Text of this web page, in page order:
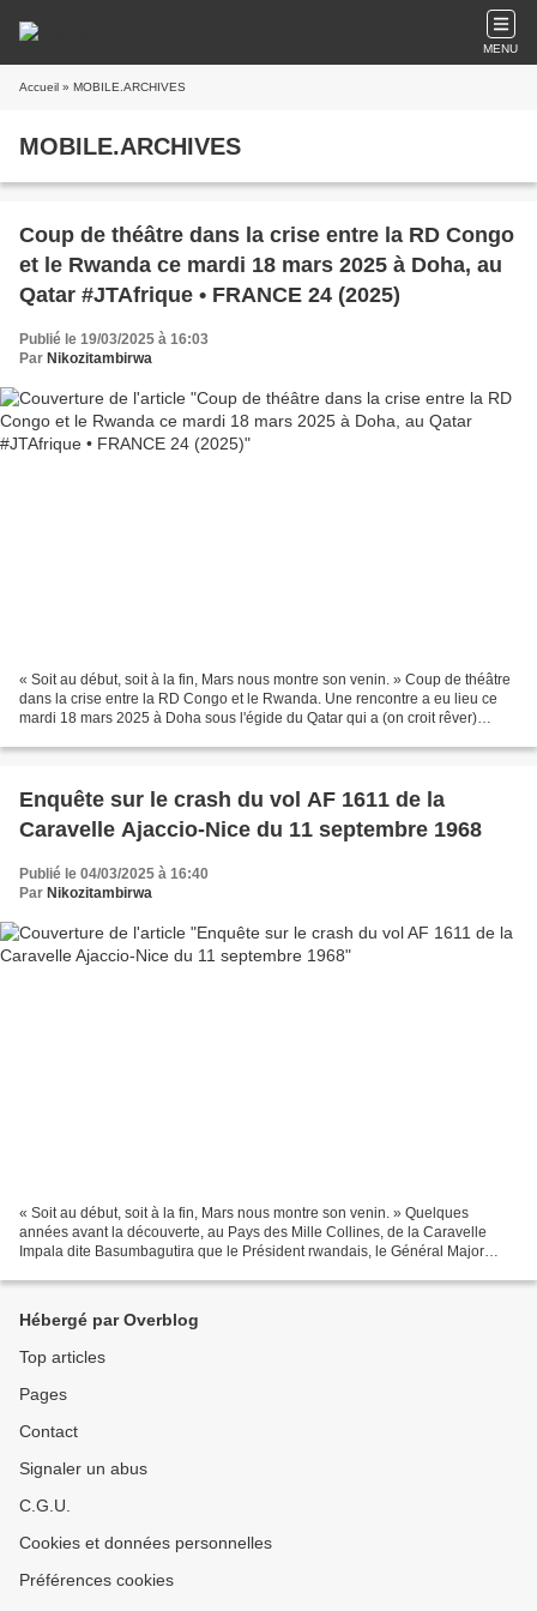
MENU
Accueil » MOBILE.ARCHIVES
MOBILE.ARCHIVES
Coup de théâtre dans la crise entre la RD Congo
et le Rwanda ce mardi 18 mars 2025 à Doha, au
Qatar #JTAfrique • FRANCE 24 (2025)
Publié le 19/03/2025 à 16:03
Par Nikozitambirwa
« Soit au début, soit à la fin, Mars nous montre son venin. » Coup de théâtre
dans la crise entre la RD Congo et le Rwanda. Une rencontre a eu lieu ce
mardi 18 mars 2025 à Doha sous l'égide du Qatar qui a (on croit rêver)
Enquête sur le crash du vol AF 1611 de la
Caravelle Ajaccio-Nice du 11 septembre 1968
Publié le 04/03/2025 à 16:40
Par Nikozitambirwa
« Soit au début, soit à la fin, Mars nous montre son venin. » Quelques
années avant la découverte, au Pays des Mille Collines, de la Caravelle
Impala dite Basumbagutira que le Président rwandais, le Général Major
Hébergé par Overblog
Top articles
Pages
Contact
Signaler un abus
C.G.U.
Cookies et données personnelles
Préférences cookies